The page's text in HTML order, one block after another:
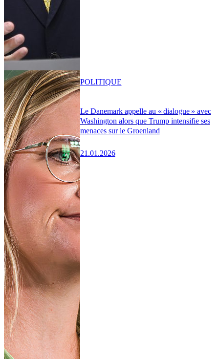
Le Danemark appelle au « dialogue » avec
Washington alors que Trump intensifie ses
menaces sur le Groenland
21.01.2026
POLITIQUE